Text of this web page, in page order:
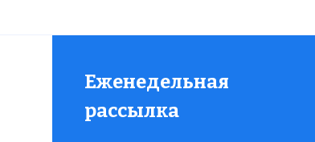
Еженедельная
рассылка